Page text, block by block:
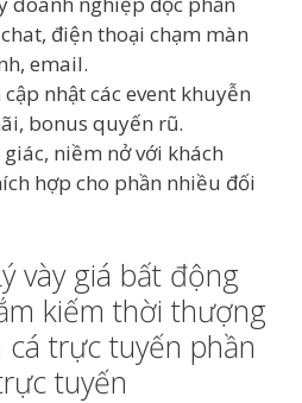
điện thoại chạm màn
email.
nhật các event khuyễn
bonus quyến rũ.
niềm nở với khách
hợp cho phần nhiều đối
vày giá bất động
kiếm thời thượng
trực tuyến phần
tuyến